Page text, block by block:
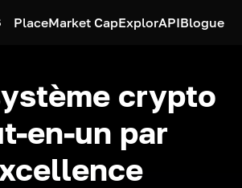
PlaceMarket CapExplorAPIBlogue
crypto
en-un par